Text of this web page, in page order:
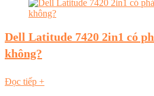
Dell Latitude 7420 2in1 có
không?
Đọc tiếp +